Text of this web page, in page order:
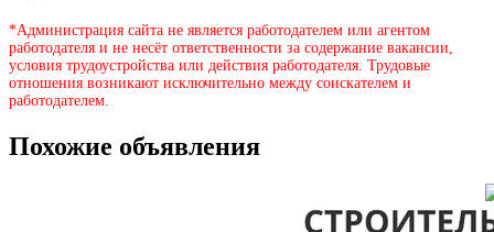
*Администрация сайта не является работодателем или агентом
работодателя и не несёт ответственности за содержание вакансии,
условия трудоустройства или действия работодателя. Трудовые
отношения возникают исключительно между соискателем и
работодателем.
Похожие объявления